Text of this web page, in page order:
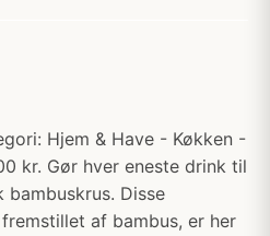
Hjem & Have - Køkken -
kr. Gør hver eneste drink til
Disse
af bambus, er her